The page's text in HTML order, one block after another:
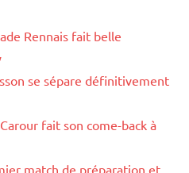
Rennais fait belle
se sépare définitivement
fait son come-back à
match de préparation et